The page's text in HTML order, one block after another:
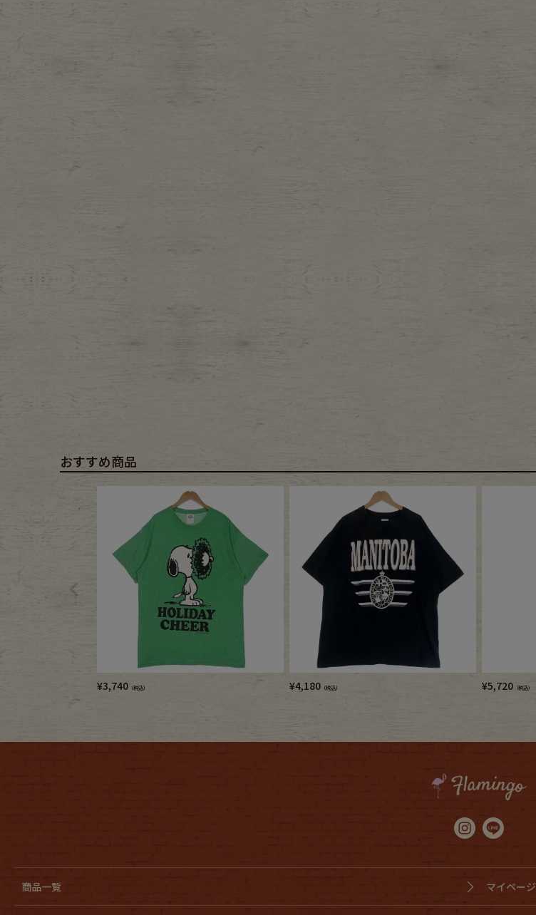
おすすめ商品
¥3,740 （税込） ¥4,180 （税込） ¥5,720 （税込）
商品一覧 マイページ